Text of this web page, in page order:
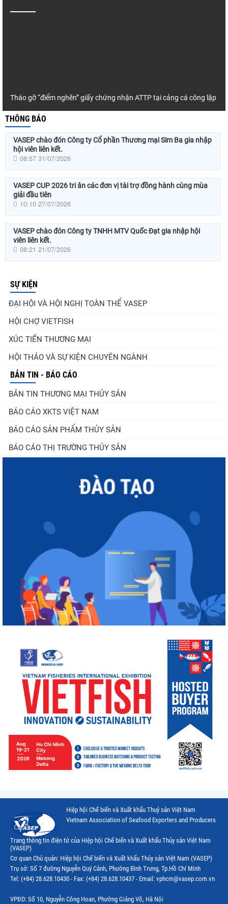
Tháo gỡ “điểm nghẽn” giấy chứng nhận ATTP tại cảng cá công lập
THÔNG BÁO
VASEP chào đón Công ty Cổ phần Thương mại Sim Ba gia nhập
hội viên liên kết.
08:57 31/07/2026
VASEP CUP 2026 tri ân các đơn vị tài trợ đồng hành cùng mùa
giải đầu tiên
10:10 27/07/2026
VASEP chào đón Công ty TNHH MTV Quốc Đạt gia nhập hội
viên liên kết.
08:21 21/07/2026
SỰ KIỆN
ĐẠI HỘI VÀ HỘI NGHỊ TOÀN THỂ VASEP
HỘI CHỢ VIETFISH
XÚC TIẾN THƯƠNG MẠI
HỘI THẢO VÀ SỰ KIỆN CHUYÊN NGÀNH
BẢN TIN - BÁO CÁO
BẢN TIN THƯƠNG MẠI THỦY SẢN
BÁO CÁO XKTS VIỆT NAM
BÁO CÁO SẢN PHẨM THỦY SẢN
BÁO CÁO THỊ TRƯỜNG THỦY SẢN
Hiệp hội Chế biến và Xuất khẩu Thuỷ sản Việt Nam
Vietnam Association of Seafood Exporters and Producers
Trang thông tin điện tử của Hiệp hội Chế biến và Xuất khẩu Thủy sản Việt Nam
(VASEP)
Cơ quan Chủ quản: Hiệp hội Chế biến và Xuất khẩu Thủy sản Việt Nam (VASEP)
Trụ sở: Số 7 đường Nguyễn Quý Cảnh, Phường Bình Trưng, Tp.Hồ Chí Minh
Tel: (+84) 28.628.10430 - Fax: (+84) 28.628.10437 - Email: vphcm@vasep.com.vn
VPĐD: Số 10, Nguyễn Công Hoan, Phường Giảng Võ, Hà Nội